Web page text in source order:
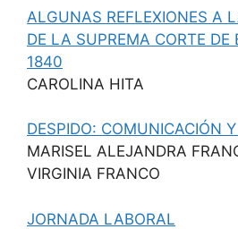
ALGUNAS REFLEXIONES A
DE LA SUPREMA CORTE DE
1840
CAROLINA HITA
DESPIDO: COMUNICACIÓN
MARISEL ALEJANDRA
VIRGINIA FRANCO
JORNADA LABORAL